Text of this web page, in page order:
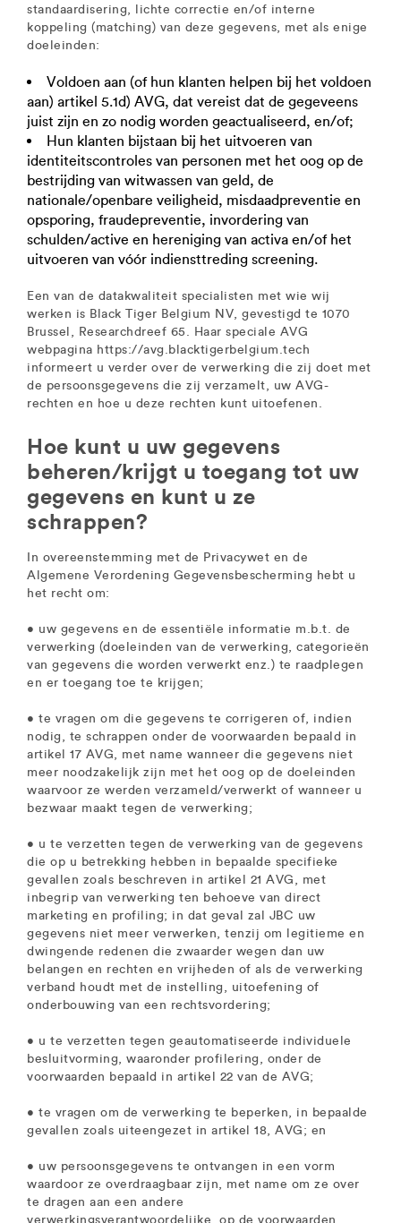
standaardisering, lichte correctie en/of interne
koppeling (matching) van deze gegevens, met als enige
doeleinden:
Voldoen aan (of hun klanten helpen bij het voldoen
aan) artikel 5.1d) AVG, dat vereist dat de gegeveens
juist zijn en zo nodig worden geactualiseerd, en/of;
Hun klanten bijstaan bij het uitvoeren van
identiteitscontroles van personen met het oog op de
bestrijding van witwassen van geld, de
nationale/openbare veiligheid, misdaadpreventie en
opsporing, fraudepreventie, invordering van
schulden/active en hereniging van activa en/of het
uitvoeren van vóór indiensttreding screening.
Een van de datakwaliteit specialisten met wie wij
werken is Black Tiger Belgium NV, gevestigd te 1070
Brussel, Researchdreef 65. Haar speciale AVG
webpagina https://avg.blacktigerbelgium.tech
informeert u verder over de verwerking die zij doet met
de persoonsgegevens die zij verzamelt, uw AVG-
rechten en hoe u deze rechten kunt uitoefenen.
Hoe kunt u uw gegevens
beheren/krijgt u toegang tot uw
gegevens en kunt u ze
schrappen?
In overeenstemming met de Privacywet en de
Algemene Verordening Gegevensbescherming hebt u
het recht om:
• uw gegevens en de essentiële informatie m.b.t. de
verwerking (doeleinden van de verwerking, categorieën
van gegevens die worden verwerkt enz.) te raadplegen
en er toegang toe te krijgen;
• te vragen om die gegevens te corrigeren of, indien
nodig, te schrappen onder de voorwaarden bepaald in
artikel 17 AVG, met name wanneer die gegevens niet
meer noodzakelijk zijn met het oog op de doeleinden
waarvoor ze werden verzameld/verwerkt of wanneer u
bezwaar maakt tegen de verwerking;
• u te verzetten tegen de verwerking van de gegevens
die op u betrekking hebben in bepaalde specifieke
gevallen zoals beschreven in artikel 21 AVG, met
inbegrip van verwerking ten behoeve van direct
marketing en profiling; in dat geval zal JBC uw
gegevens niet meer verwerken, tenzij om legitieme en
dwingende redenen die zwaarder wegen dan uw
belangen en rechten en vrijheden of als de verwerking
verband houdt met de instelling, uitoefening of
onderbouwing van een rechtsvordering;
• u te verzetten tegen geautomatiseerde individuele
besluitvorming, waaronder profilering, onder de
voorwaarden bepaald in artikel 22 van de AVG;
• te vragen om de verwerking te beperken, in bepaalde
gevallen zoals uiteengezet in artikel 18, AVG; en
• uw persoonsgegevens te ontvangen in een vorm
waardoor ze overdraagbaar zijn, met name om ze over
te dragen aan een andere
verwerkingsverantwoordelijke, op de voorwaarden